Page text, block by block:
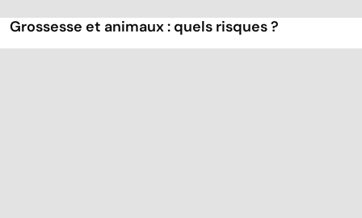
Grossesse et animaux : quels risques ?